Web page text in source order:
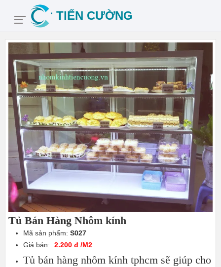
Tủ Bán Hàng Nhôm kính
Mã sản phẩm: S027
Giá bán:
2.200 đ /M2
Tủ bán hàng nhôm kính tphcm sẽ giúp cho